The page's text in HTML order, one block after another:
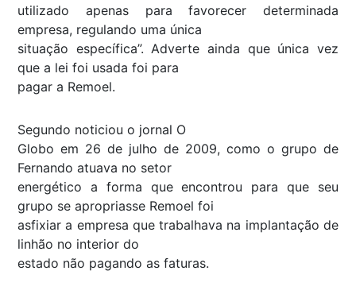
utilizado apenas para favorecer determinada
empresa, regulando uma única
situação específica”. Adverte ainda que única vez
que a lei foi usada foi para
pagar a Remoel.
Segundo noticiou o jornal O
Globo em 26 de julho de 2009, como o grupo de
Fernando atuava no setor
energético a forma que encontrou para que seu
grupo se apropriasse Remoel foi
asfixiar a empresa que trabalhava na implantação de
linhão no interior do
estado não pagando as faturas.